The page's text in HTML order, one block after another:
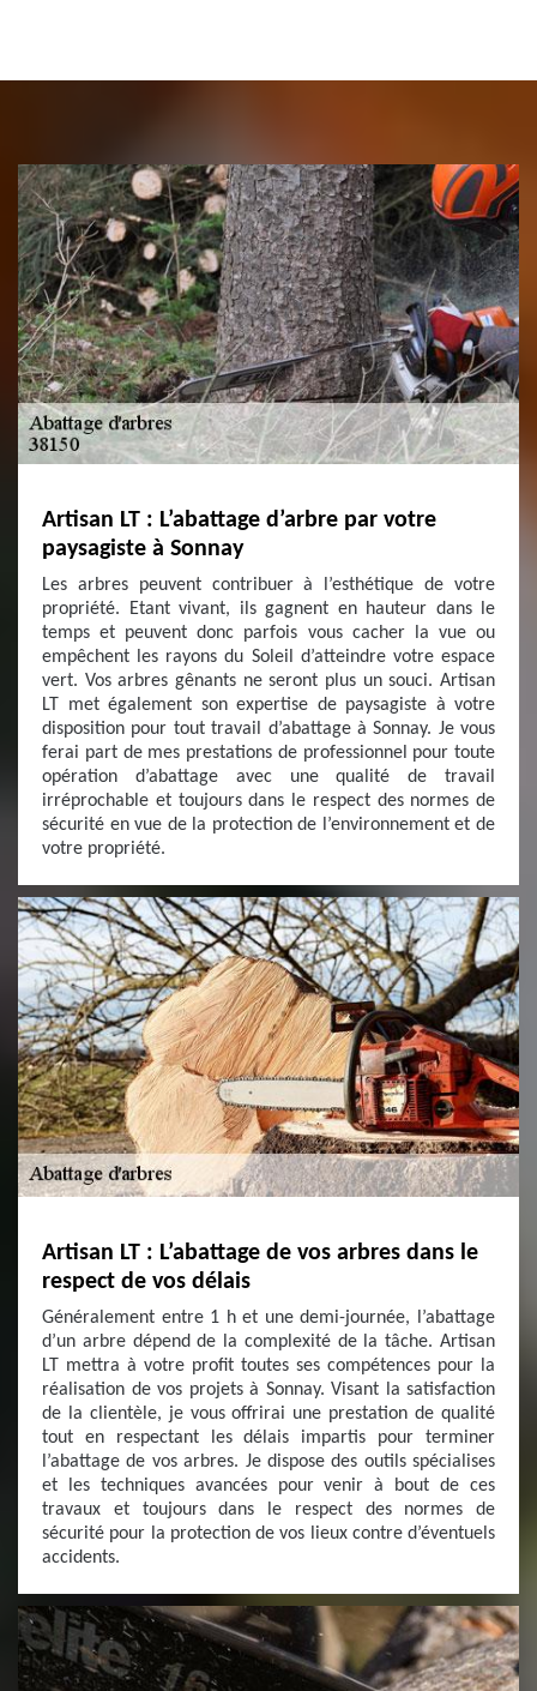
Artisan LT : L’abattage d’arbre par votre
paysagiste à Sonnay
Les arbres peuvent contribuer à l’esthétique de votre
propriété. Etant vivant, ils gagnent en hauteur dans le
temps et peuvent donc parfois vous cacher la vue ou
empêchent les rayons du Soleil d’atteindre votre espace
vert. Vos arbres gênants ne seront plus un souci. Artisan
LT met également son expertise de paysagiste à votre
disposition pour tout travail d’abattage à Sonnay. Je vous
ferai part de mes prestations de professionnel pour toute
opération d’abattage avec une qualité de travail
irréprochable et toujours dans le respect des normes de
sécurité en vue de la protection de l’environnement et de
votre propriété.
Artisan LT : L’abattage de vos arbres dans le
respect de vos délais
Généralement entre 1 h et une demi-journée, l’abattage
d’un arbre dépend de la complexité de la tâche. Artisan
LT mettra à votre profit toutes ses compétences pour la
réalisation de vos projets à Sonnay. Visant la satisfaction
de la clientèle, je vous offrirai une prestation de qualité
tout en respectant les délais impartis pour terminer
l’abattage de vos arbres. Je dispose des outils spécialises
et les techniques avancées pour venir à bout de ces
travaux et toujours dans le respect des normes de
sécurité pour la protection de vos lieux contre d’éventuels
accidents.